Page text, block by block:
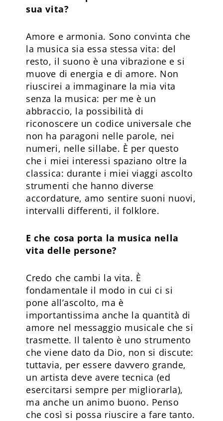
sua vita?
Amore e armonia. Sono convinta che
la musica sia essa stessa vita: del
resto, il suono è una vibrazione e si
muove di energia e di amore. Non
riuscirei a immaginare la mia vita
senza la musica: per me è un
abbraccio, la possibilità di
riconoscere un codice universale che
non ha paragoni nelle parole, nei
numeri, nelle sillabe. È per questo
che i miei interessi spaziano oltre la
classica: durante i miei viaggi ascolto
strumenti che hanno diverse
accordature, amo sentire suoni nuovi,
intervalli differenti, il folklore.
E che cosa porta la musica nella
vita delle persone?
Credo che cambi la vita. È
fondamentale il modo in cui ci si
pone all’ascolto, ma è
importantissima anche la quantità di
amore nel messaggio musicale che si
trasmette. Il talento è uno strumento
che viene dato da Dio, non si discute:
tuttavia, per essere davvero grande,
un artista deve avere tecnica (ed
esercitarsi sempre per migliorarla),
ma anche un animo buono. Penso
che così si possa riuscire a fare tanto.